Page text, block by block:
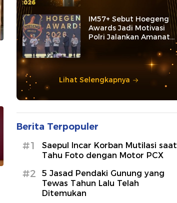
IM57+ Sebut Hoegeng
Awards Jadi Motivasi
Polri Jalankan Amanat
Lihat Selengkapnya
Berita Terpopuler
#1
Saepul Incar Korban Mutilasi saat
Tahu Foto dengan Motor PCX
#2
5 Jasad Pendaki Gunung yang
Tewas Tahun Lalu Telah
Ditemukan